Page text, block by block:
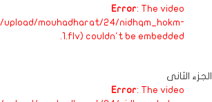
Error: The video
mouhadharat/24/nidhqm_hokm-
1.flv) couldn't be embedded.
الجزء الثانى
Error: The video